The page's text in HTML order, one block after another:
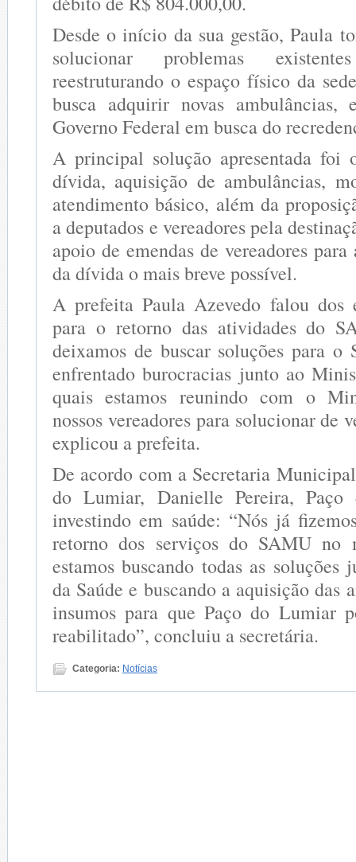
Desde o início da sua gestão, Paula
solucionar problemas
reestruturando o espaço físico da
busca adquirir novas
Governo Federal em busca do
A principal solução apresentada foi
dívida, aquisição de ambulâncias,
atendimento básico, além da
a deputados e vereadores pela
apoio de emendas de vereadores
da dívida o mais breve possível.
A prefeita Paula Azevedo falou dos
para o retorno das atividades do
deixamos de buscar soluções para o
enfrentado burocracias junto ao
quais estamos reunindo com o
nossos vereadores para solucionar de
explicou a prefeita.
De acordo com a Secretaria
do Lumiar, Danielle Pereira, Paço
investindo em saúde: “Nós já
retorno dos serviços do SAMU no
estamos buscando todas as
da Saúde e buscando a aquisição das
insumos para que Paço do Lumiar
reabilitado”, concluiu a secretária.
Categoria: Notícias